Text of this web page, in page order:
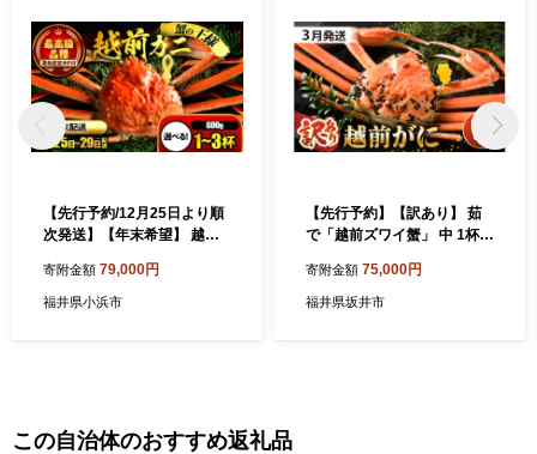
【先行予約/12月25日より順
次発送】【年末希望】 越前
ずわいがに ボイル 冷蔵 小浜
市 / まるほ商店 【配送不可地
寄附金額 79,000円
福井県小浜市
【先行予約】【訳あり】 茹
で「越前ズワイ蟹」 中 1杯
分】【わけあり ワケアリ カ
ニ かに 蟹 越前ガニ 越前蟹
寄附金額 75,000円
福井県坂井市
この自治体のおすすめ返礼品